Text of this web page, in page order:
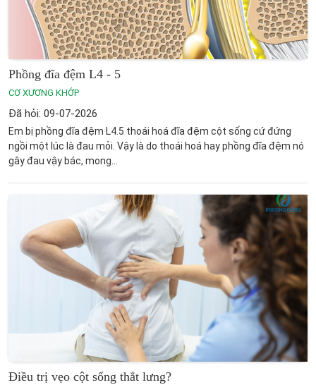
Phồng đĩa đệm L4 - 5
CƠ XƯƠNG KHỚP
Đã hỏi: 09-07-2026
Em bị phồng đĩa đệm L4.5 thoái hoá đĩa đệm cột sống cứ đứng
ngồi một lúc là đau mỏi. Vậy là do thoái hoá hay phồng đĩa đệm nó
gây đau vậy bác, mong...
Điều trị vẹo cột sống thắt lưng?